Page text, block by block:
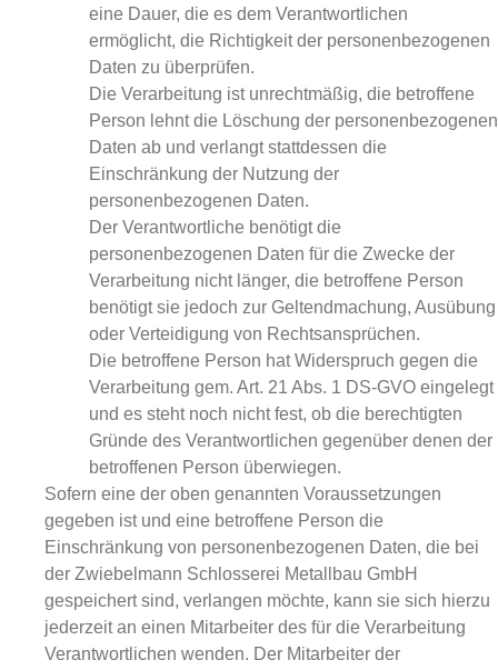
eine Dauer, die es dem Verantwortlichen
ermöglicht, die Richtigkeit der personenbezogenen
Daten zu überprüfen.
Die Verarbeitung ist unrechtmäßig, die betroffene
Person lehnt die Löschung der personenbezogenen
Daten ab und verlangt stattdessen die
Einschränkung der Nutzung der
personenbezogenen Daten.
Der Verantwortliche benötigt die
personenbezogenen Daten für die Zwecke der
Verarbeitung nicht länger, die betroffene Person
benötigt sie jedoch zur Geltendmachung, Ausübung
oder Verteidigung von Rechtsansprüchen.
Die betroffene Person hat Widerspruch gegen die
Verarbeitung gem. Art. 21 Abs. 1 DS-GVO eingelegt
und es steht noch nicht fest, ob die berechtigten
Gründe des Verantwortlichen gegenüber denen der
betroffenen Person überwiegen.
Sofern eine der oben genannten Voraussetzungen
gegeben ist und eine betroffene Person die
Einschränkung von personenbezogenen Daten, die bei
der Zwiebelmann Schlosserei Metallbau GmbH
gespeichert sind, verlangen möchte, kann sie sich hierzu
jederzeit an einen Mitarbeiter des für die Verarbeitung
Verantwortlichen wenden. Der Mitarbeiter der